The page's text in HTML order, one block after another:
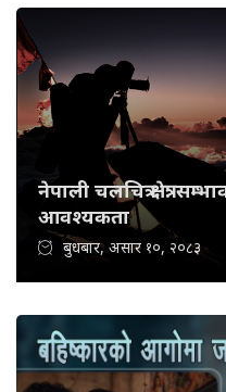
नेपाली चलचित्र क्षेत्र:
आवश्यकता
बुधबार, असार १०, २०८३